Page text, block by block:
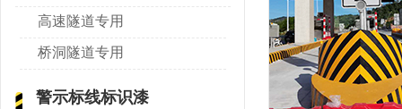
高速隧道专用
桥洞隧道专用
警示标线标识漆